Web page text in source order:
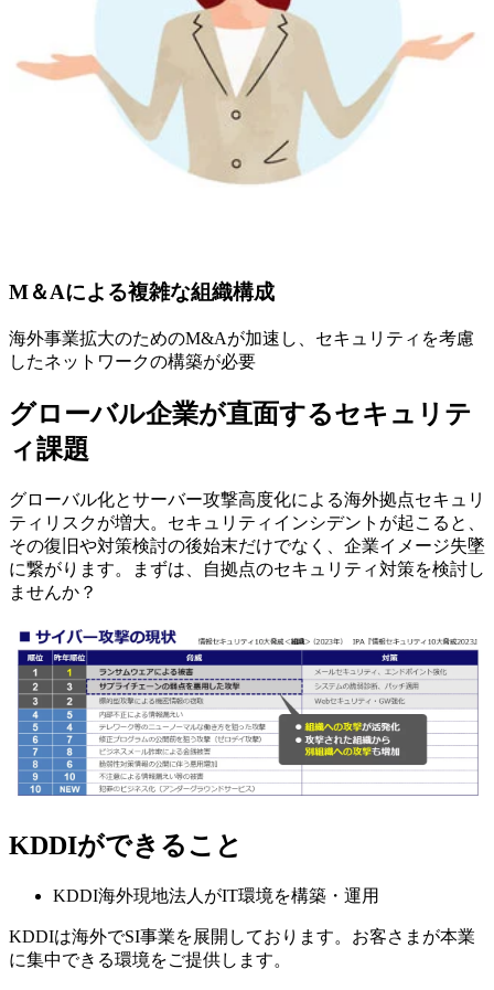
M＆Aによる複雑な組織構成
海外事業拡大のためのM&Aが加速し、セキュリティを考慮
したネットワークの構築が必要
グローバル企業が直面するセキュリテ
ィ課題
グローバル化とサーバー攻撃高度化による海外拠点セキュリ
ティリスクが増大。セキュリティインシデントが起こると、
その復旧や対策検討の後始末だけでなく、企業イメージ失墜
に繋がります。まずは、自拠点のセキュリティ対策を検討し
ませんか？
KDDIができること
KDDI海外現地法人がIT環境を構築・運用
KDDIは海外でSI事業を展開しております。お客さまが本業
に集中できる環境をご提供します。